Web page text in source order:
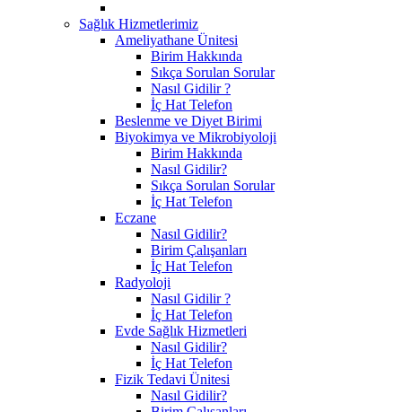
Sağlık Hizmetlerimiz
Ameliyathane Ünitesi
Birim Hakkında
Sıkça Sorulan Sorular
Nasıl Gidilir ?
İç Hat Telefon
Beslenme ve Diyet Birimi
Biyokimya ve Mikrobiyoloji
Birim Hakkında
Nasıl Gidilir?
Sıkça Sorulan Sorular
İç Hat Telefon
Eczane
Nasıl Gidilir?
Birim Çalışanları
İç Hat Telefon
Radyoloji
Nasıl Gidilir ?
İç Hat Telefon
Evde Sağlık Hizmetleri
Nasıl Gidilir?
İç Hat Telefon
Fizik Tedavi Ünitesi
Nasıl Gidilir?